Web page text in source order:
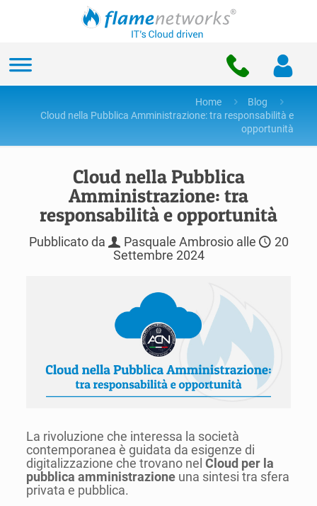
Home
Blog
Cloud nella Pubblica Amministrazione: tra responsabilità e
opportunità
Cloud nella Pubblica
Amministrazione: tra
responsabilità e opportunità
Pubblicato da Pasquale Ambrosio alle
20
Settembre 2024
La rivoluzione che interessa la società
contemporanea è guidata da esigenze di
digitalizzazione che trovano nel Cloud per la
pubblica amministrazioneuna sintesi tra sfera
privata e pubblica.